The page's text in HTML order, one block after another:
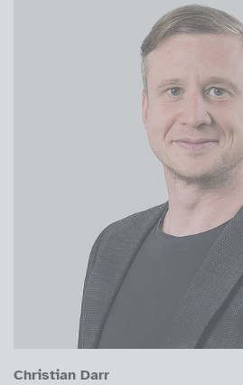
Christian Darr